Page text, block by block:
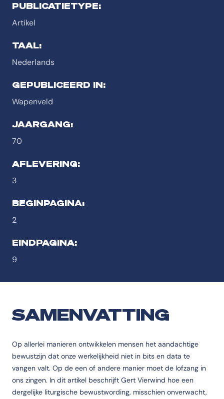
PUBLICATIETYPE:
Artikel
TAAL:
Nederlands
GEPUBLICEERD IN:
Wapenveld
JAARGANG:
70
AFLEVERING:
3
BEGINPAGINA:
2
EINDPAGINA:
9
SAMENVATTING
Op allerlei manieren ontwikkelen mensen het aandachtige
bewustzijn dat onze werkelijkheid niet in bits en data te
vangen valt. Op de een of andere manier moet de lofzang in
ons zingen. In dit artikel beschrijft Gert Vierwind hoe een
dergelijke liturgische bewustwording, misschien onverwacht,